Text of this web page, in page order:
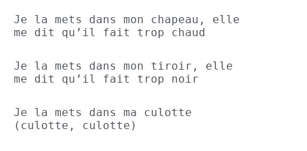
Je la mets dans mon chapeau, elle
me dit qu’il fait trop chaud
Je la mets dans mon tiroir, elle
me dit qu’il fait trop noir
Je la mets dans ma culotte
(culotte, culotte)